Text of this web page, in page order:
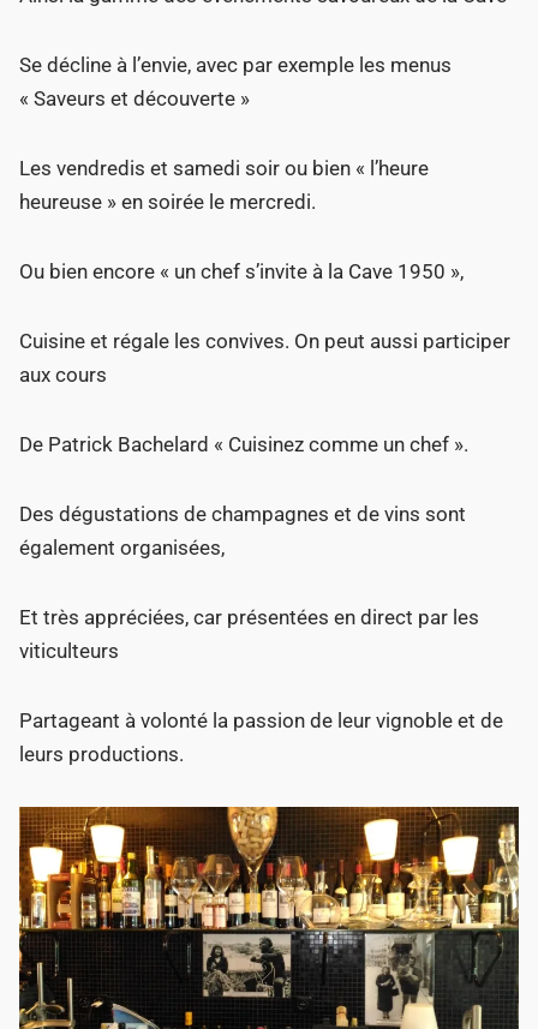
Se décline à l’envie, avec par exemple les menus
« Saveurs et découverte »
Les vendredis et samedi soir ou bien « l’heure
heureuse » en soirée le mercredi.
Ou bien encore « un chef s’invite à la Cave 1950 »,
Cuisine et régale les convives. On peut aussi participer
aux cours
De Patrick Bachelard « Cuisinez comme un chef ».
Des dégustations de champagnes et de vins sont
également organisées,
Et très appréciées, car présentées en direct par les
viticulteurs
Partageant à volonté la passion de leur vignoble et de
leurs productions.